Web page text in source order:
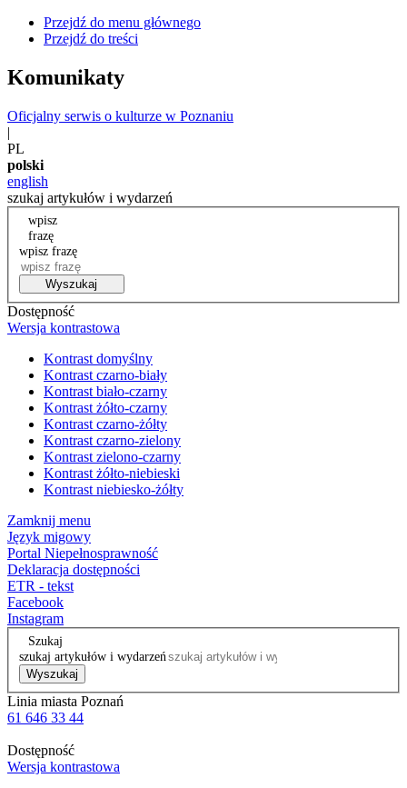
Przejdź do menu głównego
Przejdź do treści
Komunikaty
Oficjalny serwis o kulturze w Poznaniu
|
PL
polski
english
szukaj artykułów i wydarzeń
wpisz
frazę
wpisz frazę
Wyszukaj
Dostępność
Wersja kontrastowa
Kontrast domyślny
Kontrast czarno-biały
Kontrast biało-czarny
Kontrast żółto-czarny
Kontrast czarno-żółty
Kontrast czarno-zielony
Kontrast zielono-czarny
Kontrast żółto-niebieski
Kontrast niebiesko-żółty
Zamknij menu
Język migowy
Portal Niepełnosprawność
Deklaracja dostępności
ETR - tekst
Facebook
Instagram
Szukaj
szukaj artykułów i wydarzeń
Wyszukaj
Linia miasta Poznań
61 646 33 44
Dostępność
Wersja kontrastowa